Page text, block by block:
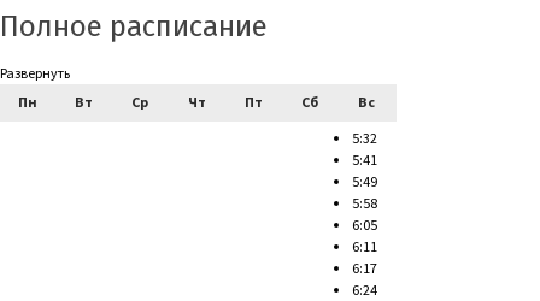
Полное расписание
Развернуть
Пн
Вт Ср Чт Пт Сб Вс
5:32
5:41
5:49
5:58
6:05
6:11
6:17
6:24